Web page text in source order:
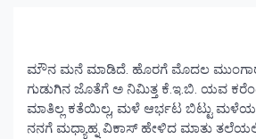
ಮೌನ ಮನೆ ಮಾಡಿದೆ. ಹೊರಗೆ ಮೊದಲ
ಗುಡುಗಿನ ಜೊತೆಗೆ ಅ ನಿಮಿತ್ತ ಕೆ.ಇ.ಬಿ. ಯವ
ಮಾತಿಲ್ಲ ಕತೆಯಿಲ್ಲ, ಮಳೆ ಆರ್ಭಟ ಬಿಟ್ಟು
ನನಗೆ ಮಧ್ಯಾಹ್ನ ವಿಕಾಸ್ ಹೇಳಿದ ಮಾತು ತಲೆಯಲ್ಲಿ